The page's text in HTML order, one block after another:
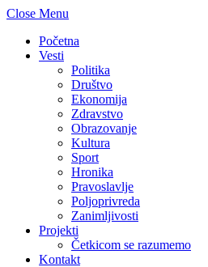
Close Menu
Početna
Vesti
Politika
Društvo
Ekonomija
Zdravstvo
Obrazovanje
Kultura
Sport
Hronika
Pravoslavlje
Poljoprivreda
Zanimljivosti
Projekti
Četkicom se razumemo
Kontakt